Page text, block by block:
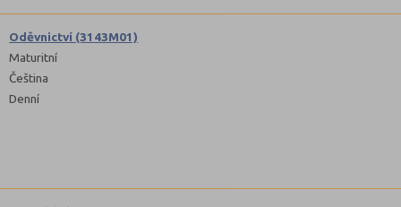
Oděvnictví (3143M01)
Maturitní
Čeština
Denní